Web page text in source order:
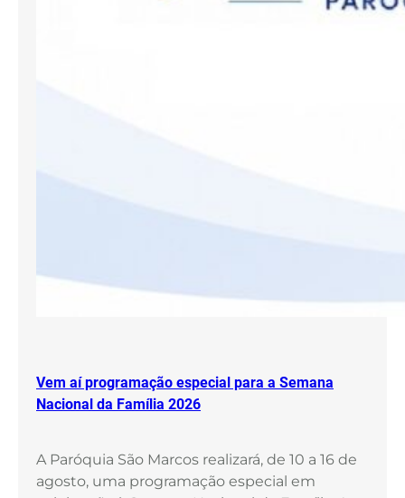
Vem aí programação especial para a Semana
Nacional da Família 2026
A Paróquia São Marcos realizará, de 10 a 16 de
agosto, uma programação especial em